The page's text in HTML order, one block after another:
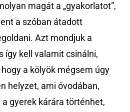
magát a „gyakorlatot”,
a szóban átadott
Azt mondjuk a
így kell valamit csinálni,
a kölyök mégsem úgy
helyzet, ami óvodában,
gyerek kárára történhet,